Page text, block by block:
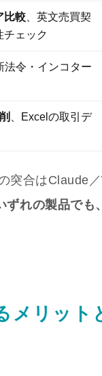
比較 、英文売買契
チェック
法令・インコター
、Excelの取引デ
突合はClaude
ずれの製品でも
メリット